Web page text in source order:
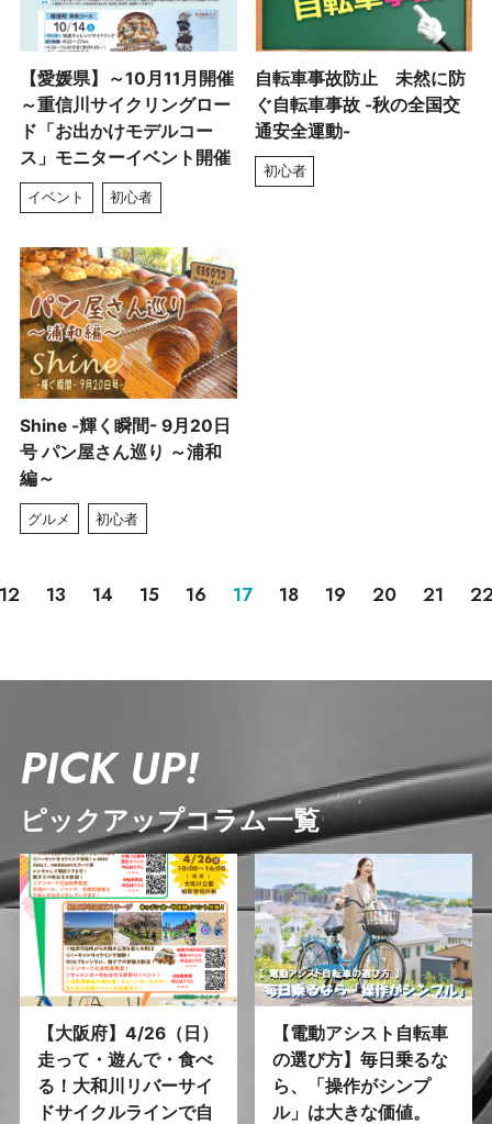
【愛媛県】～10月11月開催
～重信川サイクリングロー
ド「お出かけモデルコー
ス」モニターイベント開催
イベント 初心者
自転車事故防止 未然に防
ぐ自転車事故 -秋の全国交
通安全運動-
初心者
Shine -輝く瞬間- 9月20日
号 パン屋さん巡り ～浦和
編～
グルメ 初心者
13 14 15 16 17 18 19 20 21
PICK UP!
ピックアップコラム一覧
【大阪府】4/26（日）
走って・遊んで・食べ
る！大和川リバーサイ
ドサイクルラインで自
【電動アシスト自転車
の選び方】毎日乗るな
ら、「操作がシンプ
ル」は大きな価値。